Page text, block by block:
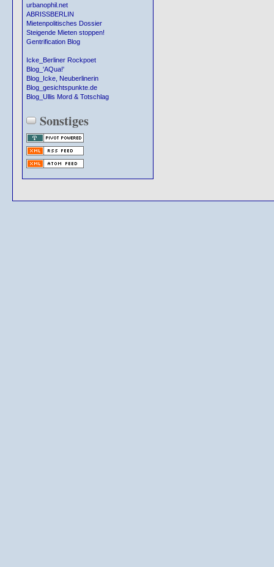
urbanophil.net
ABRISSBERLIN
Mietenpolitisches Dossier
Steigende Mieten stoppen!
Gentrification Blog
Icke_Berliner Rockpoet
Blog_'AQua!'
Blog_Icke, Neuberlinerin
Blog_gesichtspunkte.de
Blog_Ullis Mord & Totschlag
Sonstiges